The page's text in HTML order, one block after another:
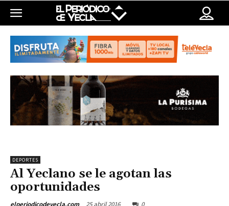
DEPORTES
Al Yeclano se le agotan las
oportunidades